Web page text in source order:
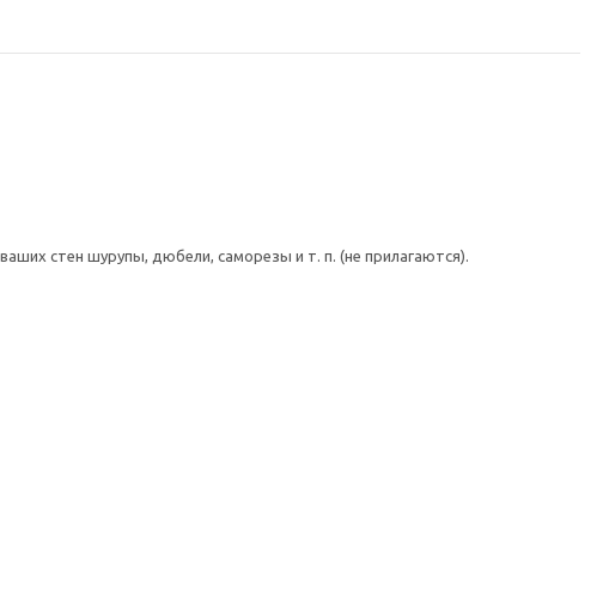
стен шурупы, дюбели, саморезы и т. п. (не прилагаются).